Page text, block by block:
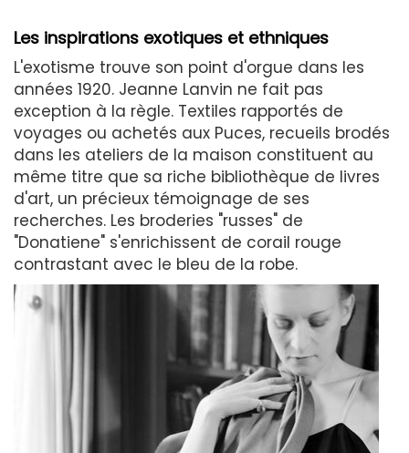
Les inspirations exotiques et ethniques
L'exotisme trouve son point d'orgue dans les
années 1920. Jeanne Lanvin ne fait pas
exception à la règle. Textiles rapportés de
voyages ou achetés aux Puces, recueils brodés
dans les ateliers de la maison constituent au
même titre que sa riche bibliothèque de livres
d'art, un précieux témoignage de ses
recherches. Les broderies "russes" de
"Donatiene" s'enrichissent de corail rouge
contrastant avec le bleu de la robe.